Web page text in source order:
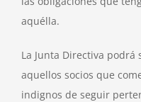
aquélla.
La Junta Directiva podrá
aquellos socios que
indignos de seguir